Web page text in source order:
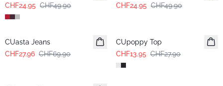
CHF24.95 CHF49.90
CHF24.95 CHF49.90
-60%
CUasta Jeans
CHF27.96 CHF69.90
CUpoppy Top
CHF13.95 CHF27.90